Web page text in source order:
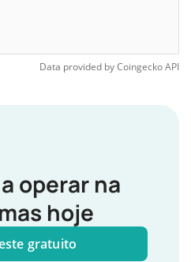
Data provided byCoingeckoAPI
operar na
hoje
gratuito